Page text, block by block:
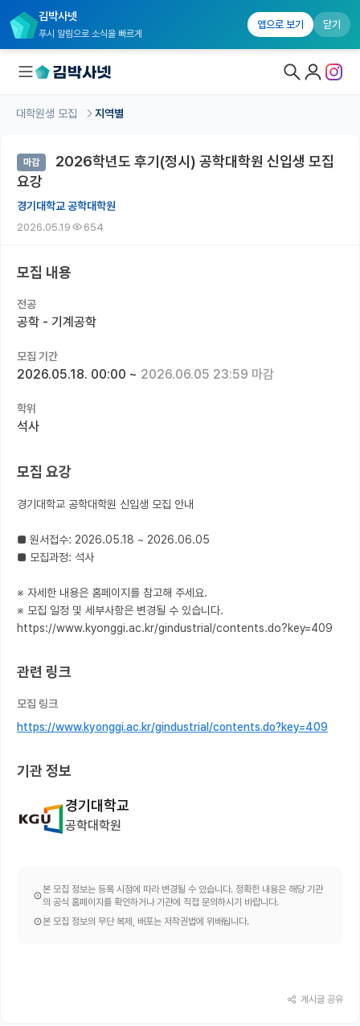
김박사넷
푸시 알림으로 소식을 빠르게
앱으로 보기 닫기
대학원생 모집 홈
기관별 모집 정보
연구실별 모집 정보
전공별 모집 정보
국내대학원 정보
연구실&오픈랩
커리어
재팬라운지 🌸
대학원생 모집 지역별
마감
2026학년도 후기(정시) 공학대학원 신입생 모집
요강
경기대학교 공학대학원
2026.05.19 654
모집 내용
전공
공학 - 기계공학
모집 기간
2026.05.18. 00:00 ~ 2026.06.05 23:59 마감
학위
석사
모집 요강
경기대학교 공학대학원 신입생 모집 안내
■ 원서접수: 2026.05.18 ~ 2026.06.05
■ 모집과정: 석사
※ 자세한 내용은 홈페이지를 참고해 주세요.
※ 모집 일정 및 세부사항은 변경될 수 있습니다.
https://www.kyonggi.ac.kr/gindustrial/contents.do?key=409
관련 링크
모집 링크
https://www.kyonggi.ac.kr/gindustrial/contents.do?key=409
기관 정보
경기대학교
공학대학원
본 모집 정보는 등록 시점에 따라 변경될 수 있습니다. 정확한 내용은 해당 기관
의 공식 홈페이지를 확인하거나 기관에 직접 문의하시기 바랍니다.
본 모집 정보의 무단 복제, 배포는 저작권법에 위배됩니다.
게시글 공유